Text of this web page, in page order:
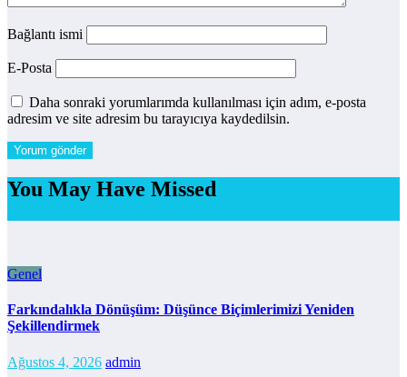
Bağlantı ismi
E-Posta
Daha sonraki yorumlarımda kullanılması için adım, e-posta
adresim ve site adresim bu tarayıcıya kaydedilsin.
You May Have Missed
Genel
Farkındalıkla Dönüşüm: Düşünce Biçimlerimizi Yeniden
Şekillendirmek
Ağustos 4, 2026 admin